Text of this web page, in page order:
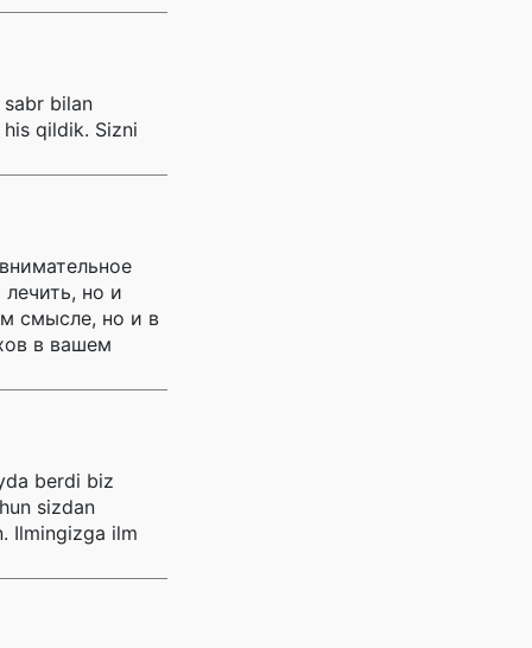
bilan
qildik. Sizni
но и
смысле, но и в
в вашем
berdi biz
sizdan
Ilmingizga ilm